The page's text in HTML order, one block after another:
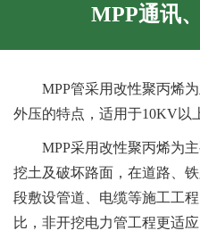
MPP通讯
MPP管采用改性聚丙烯
外压的特点，适用于10KV以
MPP采用改性聚丙烯为
挖土及破坏路面，在道路、
段敷设管道、电缆等施工工
比，非开挖电力管工程更适